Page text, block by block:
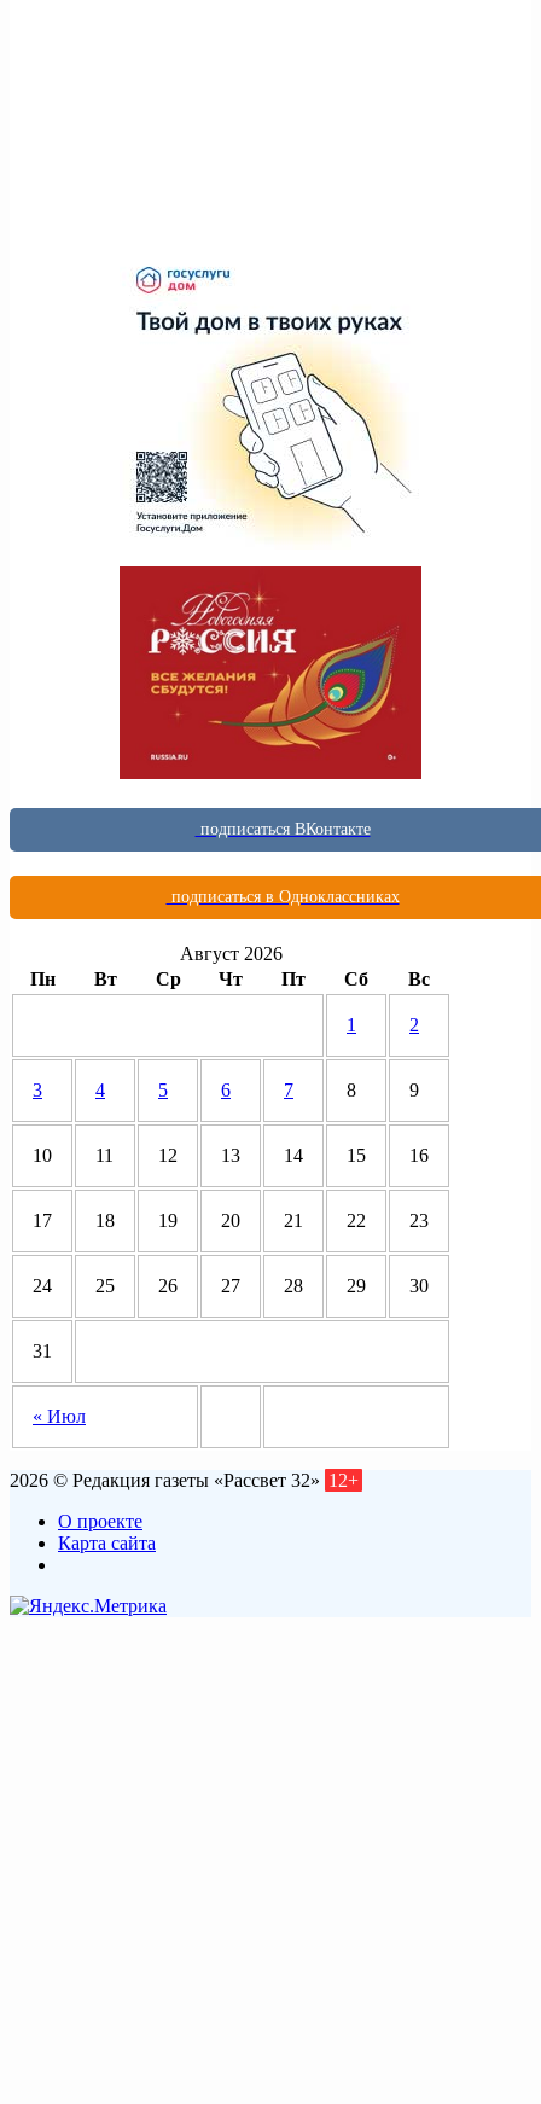
подписаться ВКонтакте
подписаться в Одноклассниках
Август 2026
Пн
Вт Ср Чт Пт Сб Вс
« Июл
1 2
3 4 5 6 7 8 9
10 11 12 13 14 15 16
17 18 19 20 21 22 23
24 25 26 27 28 29 30
31
2026 © Редакция газеты «Рассвет 32» 12+
О проекте
Карта сайта